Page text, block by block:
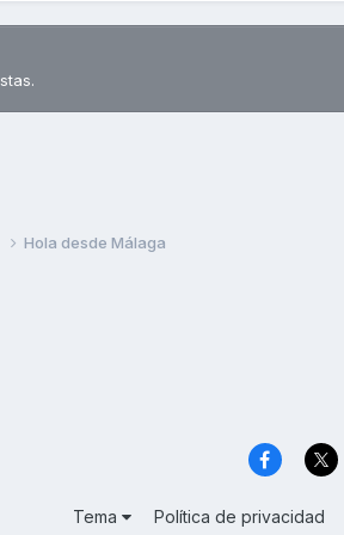
Hola desde Málaga
Tema Política de privacidad